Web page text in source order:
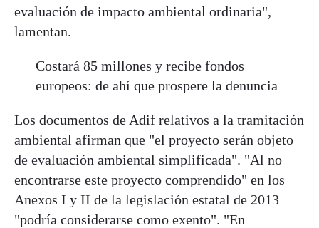
evaluación de impacto ambiental ordinaria",
lamentan.
Costará 85 millones y recibe fondos
europeos: de ahí que prospere la denuncia
Los documentos de Adif relativos a la tramitación
ambiental afirman que "el proyecto serán objeto
de evaluación ambiental simplificada". "Al no
encontrarse este proyecto comprendido" en los
Anexos I y II de la legislación estatal de 2013
"podría considerarse como exento". "En